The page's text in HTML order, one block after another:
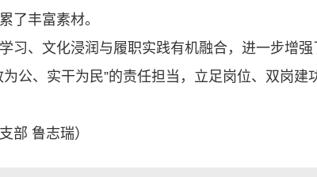
了丰富素材。
习、文化浸润与履职实践有机融合，进一步增
为公、实干为民”的责任担当，立足岗位、双岗
部 鲁志瑞）